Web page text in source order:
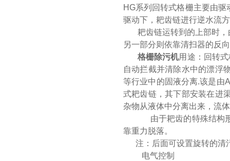
HG系列回转式格栅主要由
驱动下，耙齿链进行逆水流
耙齿链运转到的上部时
另一部分则依靠清扫器的反
格栅除污机用途：回转
自动拦截并清除水中的漂浮
等行业中的固液分离.该是由
式耙齿链，其下部安装在进
杂物从液体中分离出来，流
由于耙齿的特殊结构形
靠重力脱落。
注：后面可设置旋转的清
电气控制